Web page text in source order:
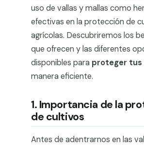
uso de vallas y mallas como
efectivas en la protección de
agrícolas. Descubriremos los
que ofrecen y las diferentes
disponibles para proteger tus
manera eficiente.
1. Importancia de la
de cultivos
Antes de adentrarnos en las